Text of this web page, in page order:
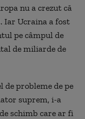
nu a crezut că
Iar Ucraina a fost
pe câmpul de
de miliarde de
de probleme de pe
suprem, i-a
schimb care ar fi